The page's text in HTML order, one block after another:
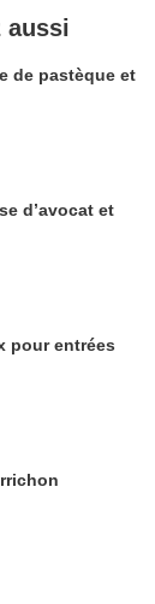
aussi
pastèque et
pour entrées